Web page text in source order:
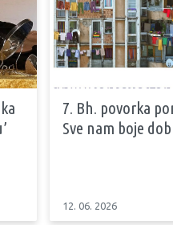
7. Bh. povorka
Sve nam boje
12. 06. 2026